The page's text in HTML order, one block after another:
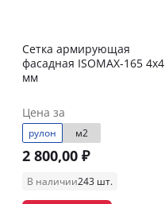
Сетка армирующая
фасадная ISOMAX-165 4х4
мм
Цена за
рулон м2
2 800,00 ₽
В наличии243 шт.